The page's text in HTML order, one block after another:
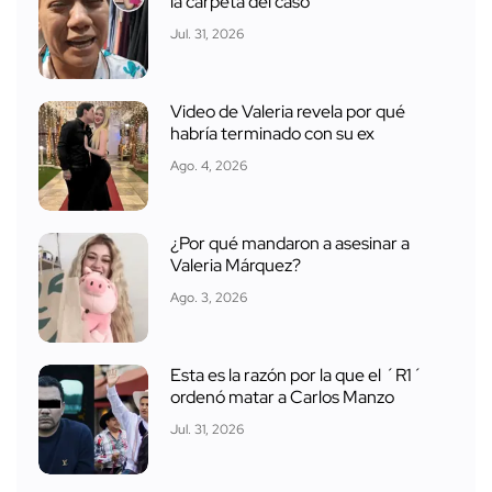
Jul. 31, 2026
Video de Valeria revela por qué
habría terminado con su ex
Ago. 4, 2026
¿Por qué mandaron a asesinar a
Valeria Márquez?
Ago. 3, 2026
Esta es la razón por la que el ´R1´
ordenó matar a Carlos Manzo
Jul. 31, 2026